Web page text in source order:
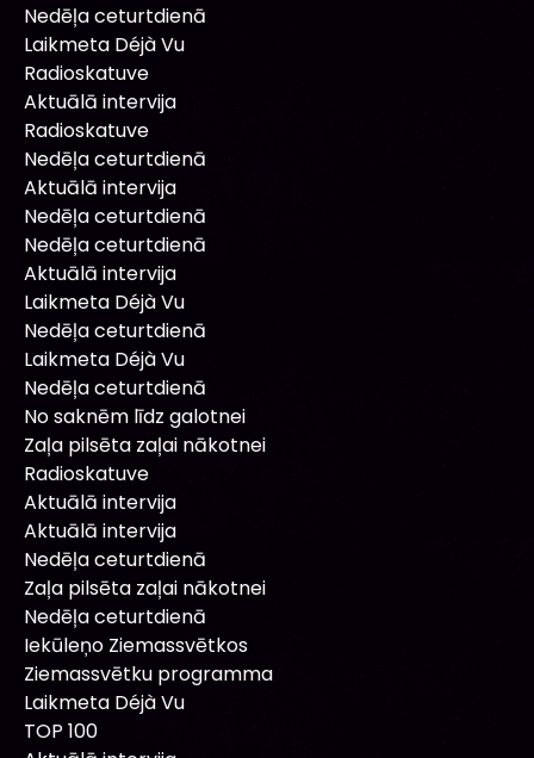
Nedēļa ceturtdienā
Laikmeta Déjà Vu
Radioskatuve
Aktuālā intervija
Radioskatuve
Nedēļa ceturtdienā
Aktuālā intervija
Nedēļa ceturtdienā
Nedēļa ceturtdienā
Aktuālā intervija
Laikmeta Déjà Vu
Nedēļa ceturtdienā
Laikmeta Déjà Vu
Nedēļa ceturtdienā
No saknēm līdz galotnei
Zaļa pilsēta zaļai nākotnei
Radioskatuve
Aktuālā intervija
Aktuālā intervija
Nedēļa ceturtdienā
Zaļa pilsēta zaļai nākotnei
Nedēļa ceturtdienā
Iekūleņo Ziemassvētkos
Ziemassvētku programma
Laikmeta Déjà Vu
TOP 100